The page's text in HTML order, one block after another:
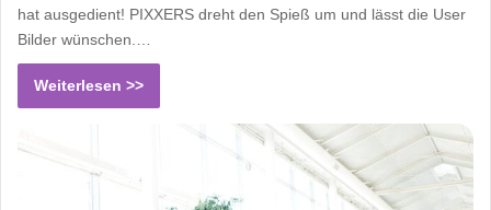
hat ausgedient! PIXXERS dreht den Spieß um und lässt die User
Bilder wünschen.…
Weiterlesen >>